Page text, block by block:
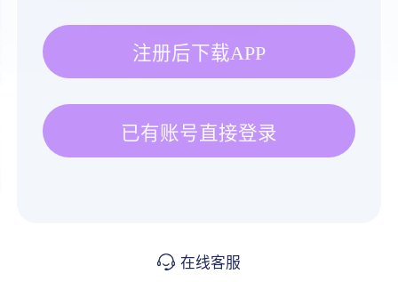
注册后下载APP
已有账号直接登录
在线客服